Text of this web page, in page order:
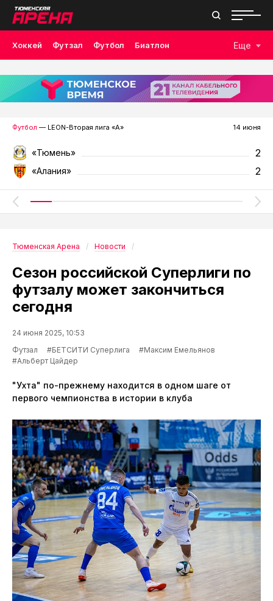
Хоккей Футзал Футбол Биатлон
Лыжные гонки Волейбол Плавание Дзюдо
Скалолазание Велоспорт Бокс
Еще
Футбол — LEON-Вторая лига «А» 14 июня
«Тюмень» 2
«Алания» 2
Тюменская Арена Новости
Сезон российской Суперлиги по
футзалу может закончиться
сегодня
24 июня 2025, 10:53
Футзал
#БЕТСИТИ Суперлига
#Максим Емельянов
#Альберт Цайдер
"Ухта" по-прежнему находится в одном шаге от
первого чемпионства в истории в клуба